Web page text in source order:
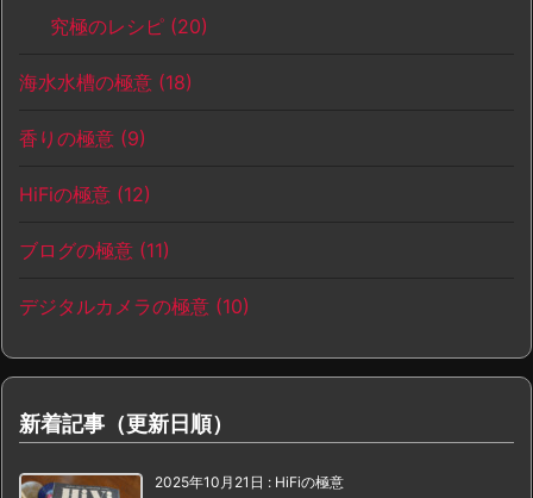
究極のレシピ (20)
海水水槽の極意 (18)
香りの極意 (9)
HiFiの極意 (12)
ブログの極意 (11)
デジタルカメラの極意 (10)
新着記事（更新日順）
2025年10月21日 : HiFiの極意